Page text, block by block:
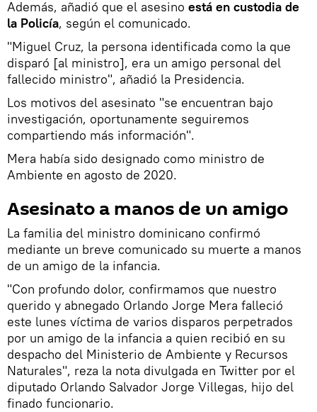
Además, añadió que el asesino está en custodia de
la Policía, según el comunicado.
"Miguel Cruz, la persona identificada como la que
disparó [al ministro], era un amigo personal del
fallecido ministro", añadió la Presidencia.
Los motivos del asesinato "se encuentran bajo
investigación, oportunamente seguiremos
compartiendo más información".
Mera había sido designado como ministro de
Ambiente en agosto de 2020.
Asesinato a manos de un amigo
La familia del ministro dominicano confirmó
mediante un breve comunicado su muerte a manos
de un amigo de la infancia.
"Con profundo dolor, confirmamos que nuestro
querido y abnegado Orlando Jorge Mera falleció
este lunes víctima de varios disparos perpetrados
por un amigo de la infancia a quien recibió en su
despacho del Ministerio de Ambiente y Recursos
Naturales", reza la nota divulgada en Twitter por el
diputado Orlando Salvador Jorge Villegas, hijo del
finado funcionario.